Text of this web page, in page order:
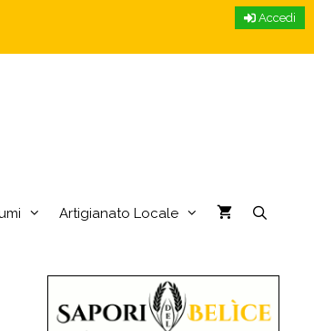
Accedi
Artigianato Locale